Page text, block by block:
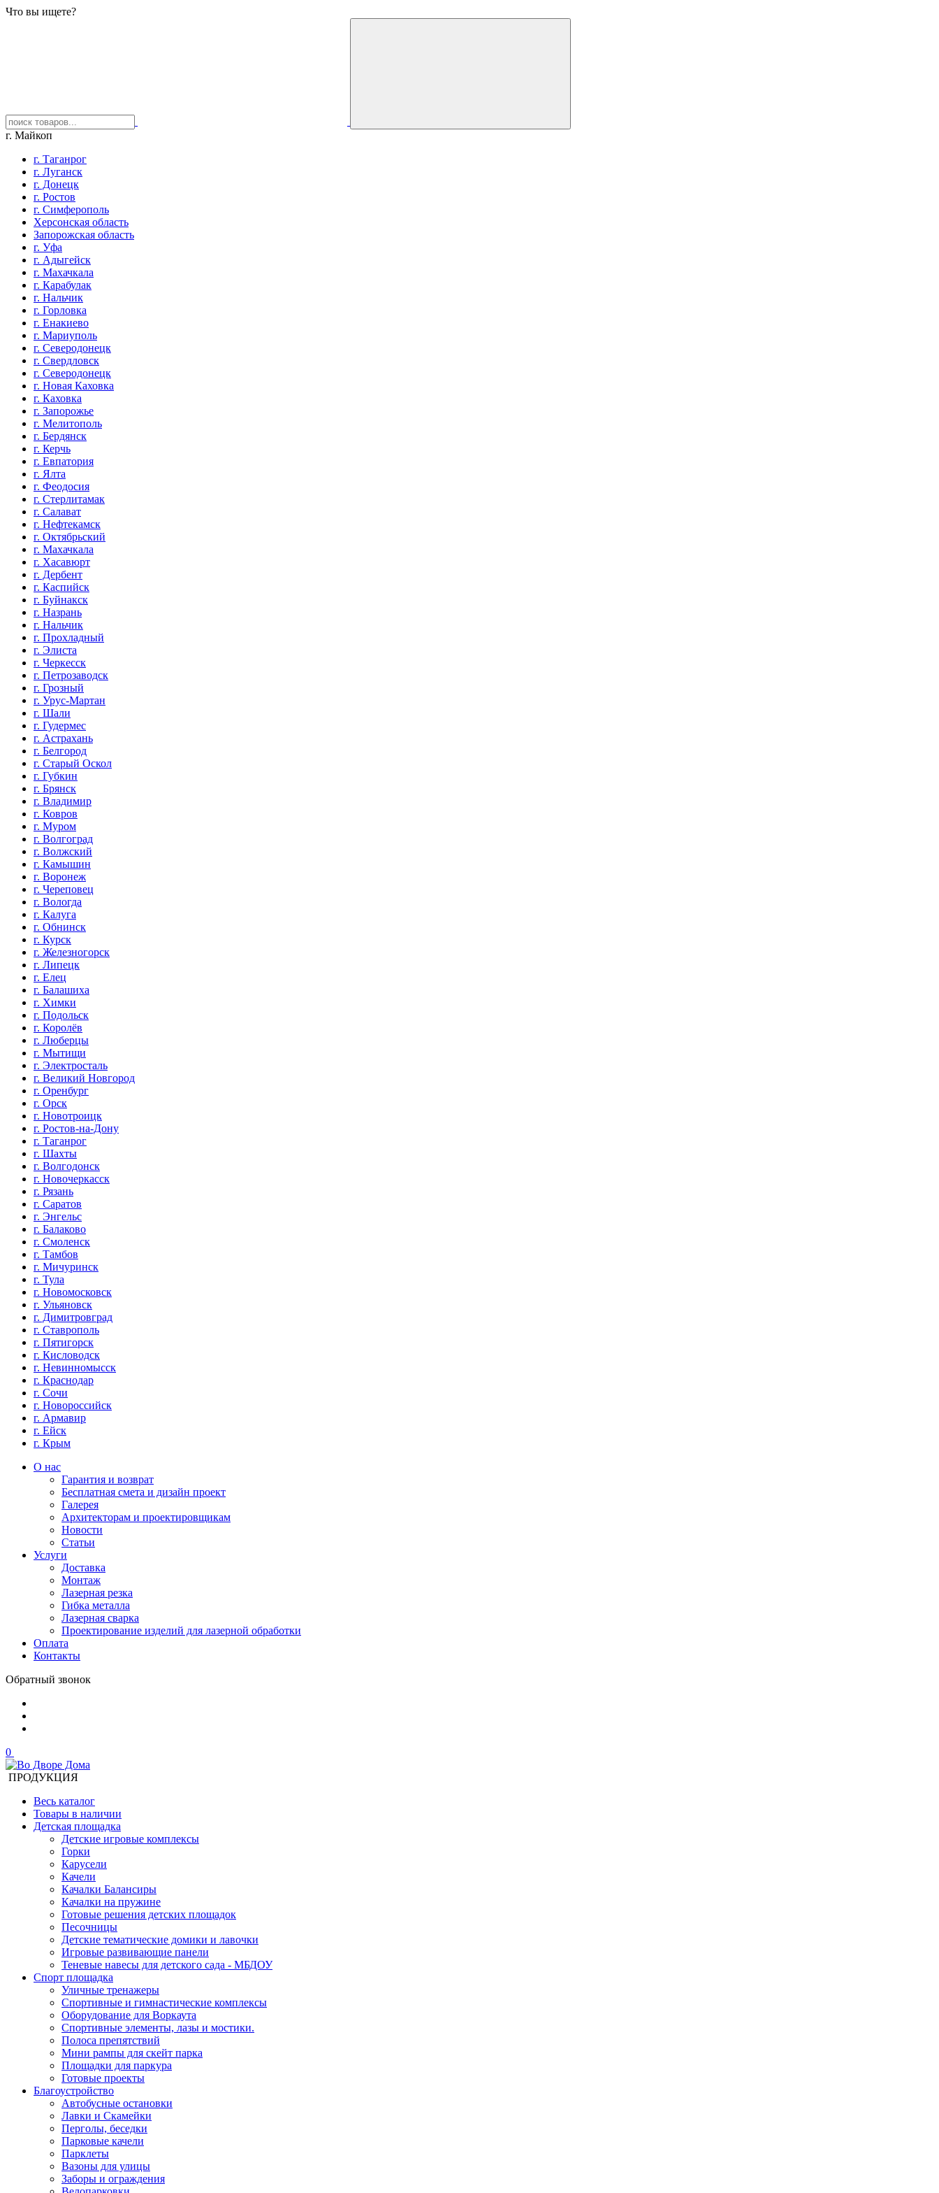
Что вы ищете?
г. Майкоп
г. Таганрог
г. Луганск
г. Донецк
г. Ростов
г. Симферополь
Херсонская область
Запорожская область
г. Уфа
г. Адыгейск
г. Махачкала
г. Карабулак
г. Нальчик
г. Горловка
г. Енакиево
г. Мариуполь
г. Северодонецк
г. Свердловск
г. Северодонецк
г. Новая Каховка
г. Каховка
г. Запорожье
г. Мелитополь
г. Бердянск
г. Керчь
г. Евпатория
г. Ялта
г. Феодосия
г. Стерлитамак
г. Салават
г. Нефтекамск
г. Октябрьский
г. Махачкала
г. Хасавюрт
г. Дербент
г. Каспийск
г. Буйнакск
г. Назрань
г. Нальчик
г. Прохладный
г. Элиста
г. Черкесск
г. Петрозаводск
г. Грозный
г. Урус-Мартан
г. Шали
г. Гудермес
г. Астрахань
г. Белгород
г. Старый Оскол
г. Губкин
г. Брянск
г. Владимир
г. Ковров
г. Муром
г. Волгоград
г. Волжский
г. Камышин
г. Воронеж
г. Череповец
г. Вологда
г. Калуга
г. Обнинск
г. Курск
г. Железногорск
г. Липецк
г. Елец
г. Балашиха
г. Химки
г. Подольск
г. Королёв
г. Люберцы
г. Мытищи
г. Электросталь
г. Великий Новгород
г. Оренбург
г. Орск
г. Новотроицк
г. Ростов-на-Дону
г. Таганрог
г. Шахты
г. Волгодонск
г. Новочеркасск
г. Рязань
г. Саратов
г. Энгельс
г. Балаково
г. Смоленск
г. Тамбов
г. Мичуринск
г. Тула
г. Новомосковск
г. Ульяновск
г. Димитровград
г. Ставрополь
г. Пятигорск
г. Кисловодск
г. Невинномысск
г. Краснодар
г. Сочи
г. Новороссийск
г. Армавир
г. Ейск
г. Крым
О нас
Гарантия и возврат
Бесплатная смета и дизайн проект
Галерея
Архитекторам и проектировщикам
Новости
Статьи
Услуги
Доставка
Монтаж
Лазерная резка
Гибка металла
Лазерная сварка
Проектирование изделий для лазерной обработки
Оплата
Контакты
Обратный звонок
0
ПРОДУКЦИЯ
Весь каталог
Товары в наличии
Детская площадка
Детские игровые комплексы
Горки
Карусели
Качели
Качалки Балансиры
Качалки на пружине
Готовые решения детских площадок
Песочницы
Детские тематические домики и лавочки
Игровые развивающие панели
Теневые навесы для детского сада - МБДОУ
Спорт площадка
Уличные тренажеры
Спортивные и гимнастические комплексы
Оборудование для Воркаута
Спортивные элементы, лазы и мостики.
Полоса препятствий
Мини рампы для скейт парка
Площадки для паркура
Готовые проекты
Благоустройство
Автобусные остановки
Лавки и Скамейки
Перголы, беседки
Парковые качели
Парклеты
Вазоны для улицы
Заборы и ограждения